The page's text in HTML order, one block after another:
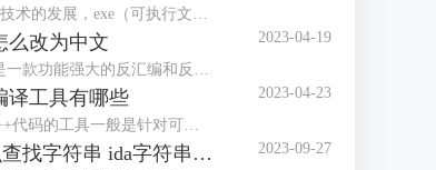
么改为中文 2023-04-19
译工具有哪些 2023-04-23
ida怎么查找字符串 ida字符串窗口快捷键 2023-09-27